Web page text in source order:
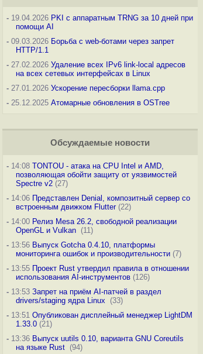
-19.04.2026 PKI с аппаратным TRNG за 10 дней при
помощи AI
-09.03.2026 Борьба с web-ботами через запрет
HTTP/1.1
-27.02.2026 Удаление всех IPv6 link-local адресов
на всех сетевых интерфейсах в Linux
-27.01.2026 Ускорение пересборки llama.cpp
-25.12.2025 Атомарные обновления в OSTree
Обсуждаемые новости
-14:08 TONTOU - атака на CPU Intel и AMD,
позволяющая обойти защиту от уязвимостей
Spectre v2(27)
-14:06 Представлен Denial, композитный сервер со
встроенным движком Flutter(22)
-14:00 Релиз Mesa 26.2, свободной реализации
OpenGL и Vulkan (11)
-13:56 Выпуск Gotcha 0.4.10, платформы
мониторинга ошибок и производительности(7)
-13:55 Проект Rust утвердил правила в отношении
использования AI-инструментов(126)
-13:53 Запрет на приём AI-патчей в раздел
drivers/staging ядра Linux
(33)
-13:51 Опубликован дисплейный менеджер LightDM
1.33.0(21)
-13:36 Выпуск uutils 0.10, варианта GNU Coreutils
на языке Rust (94)